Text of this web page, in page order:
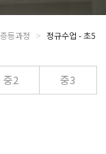
등과정 정규수업 - 초5
중2 중3